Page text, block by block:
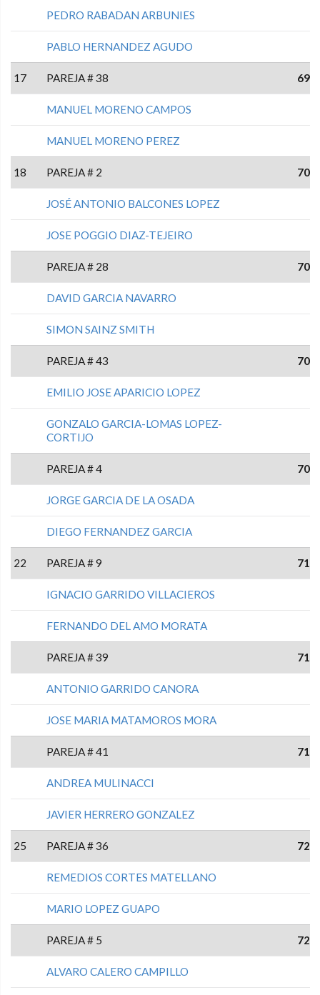
PEDRO RABADAN ARBUNIES
PABLO HERNANDEZ AGUDO
17 PAREJA # 38 69
MANUEL MORENO CAMPOS
MANUEL MORENO PEREZ
18 PAREJA # 2 70
JOSÉ ANTONIO BALCONES LOPEZ
JOSE POGGIO DIAZ-TEJEIRO
PAREJA # 28 70
DAVID GARCIA NAVARRO
SIMON SAINZ SMITH
PAREJA # 43 70
EMILIO JOSE APARICIO LOPEZ
GONZALO GARCIA-LOMAS LOPEZ-
CORTIJO
PAREJA # 4 70
JORGE GARCIA DE LA OSADA
DIEGO FERNANDEZ GARCIA
22 PAREJA # 9 71
IGNACIO GARRIDO VILLACIEROS
FERNANDO DEL AMO MORATA
PAREJA # 39 71
ANTONIO GARRIDO CANORA
JOSE MARIA MATAMOROS MORA
PAREJA # 41 71
ANDREA MULINACCI
JAVIER HERRERO GONZALEZ
25 PAREJA # 36 72
REMEDIOS CORTES MATELLANO
MARIO LOPEZ GUAPO
PAREJA # 5 72
ALVARO CALERO CAMPILLO